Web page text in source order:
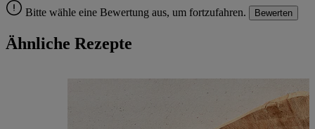
Bitte wähle eine Bewertung aus, um fortzufahren.
Bewerten
Ähnliche Rezepte